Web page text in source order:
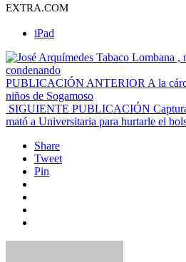
EXTRA.COM
iPad
PUBLICACIÓN ANTERIOR A la
niños de Sogamoso
SIGUIENTE PUBLICACIÓN
mató a Universitaria para hurtarle el
Share
Tweet
Pin